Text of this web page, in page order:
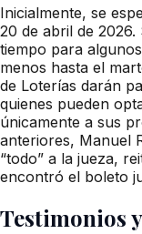
Inicialmente, se
20 de abril de
tiempo para
menos hasta el
de Loterías darán
quienes pueden
únicamente a sus
anteriores, Manuel
“todo” a la jueza,
encontró el boleto
Testimonios